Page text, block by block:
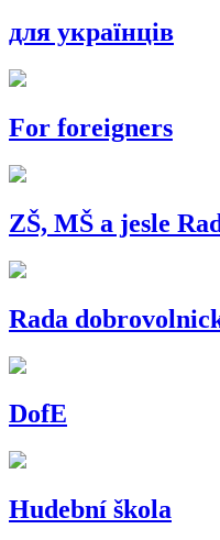
для українців
For foreigners
ZŠ, MŠ a jesle
Rada
DofE
Hudební škola